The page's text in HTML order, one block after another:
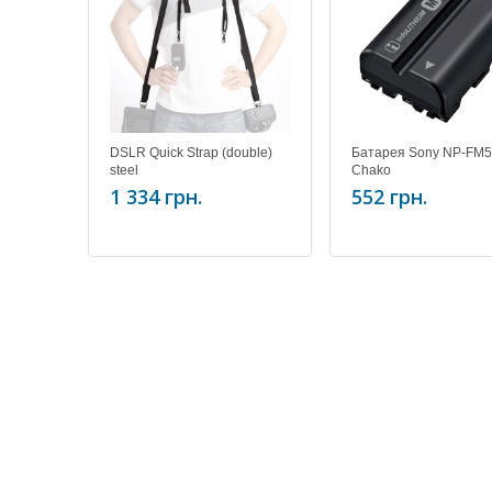
DSLR Quick Strap (double)
steel
1 334 грн.
Батарея Sony NP-
Chako
552 грн.